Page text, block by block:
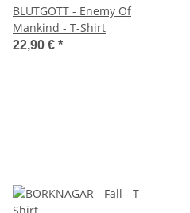
BLUTGOTT - Enemy Of
Mankind - T-Shirt
22,90 € *